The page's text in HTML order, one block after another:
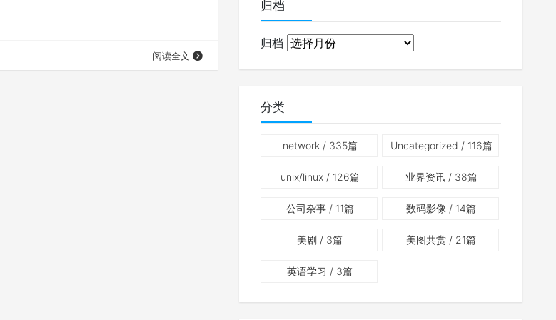
阅读全文
归档
归档
分类
network/ 335篇 Uncategorized / 116篇
unix/linux/ 126篇 业界资讯/ 38篇
公司杂事/ 11篇 数码影像 / 14篇
美剧 / 3篇 美图共赏 / 21篇
英语学习 / 3篇